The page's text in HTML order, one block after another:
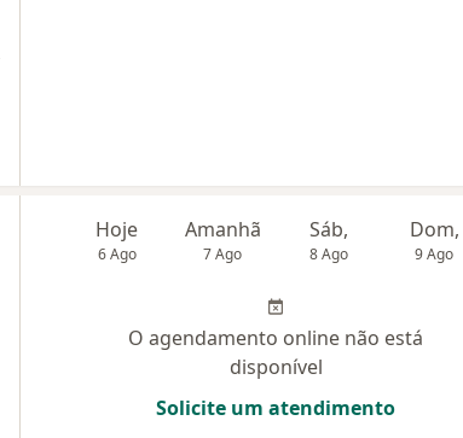
Hoje
6 Ago
Amanhã
7 Ago
Sáb,
8 Ago
Dom,
9 Ago
O agendamento online não está
disponível
Solicite um atendimento